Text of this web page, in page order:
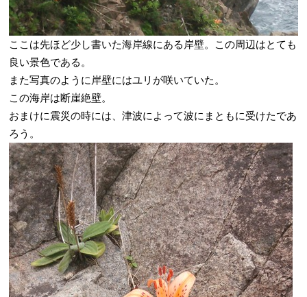
ここは先ほど少し書いた海岸線にある岸壁。この周辺はとても
良い景色である。
また写真のように岸壁にはユリが咲いていた。
この海岸は断崖絶壁。
おまけに震災の時には、津波によって波にまともに受けたであ
ろう。